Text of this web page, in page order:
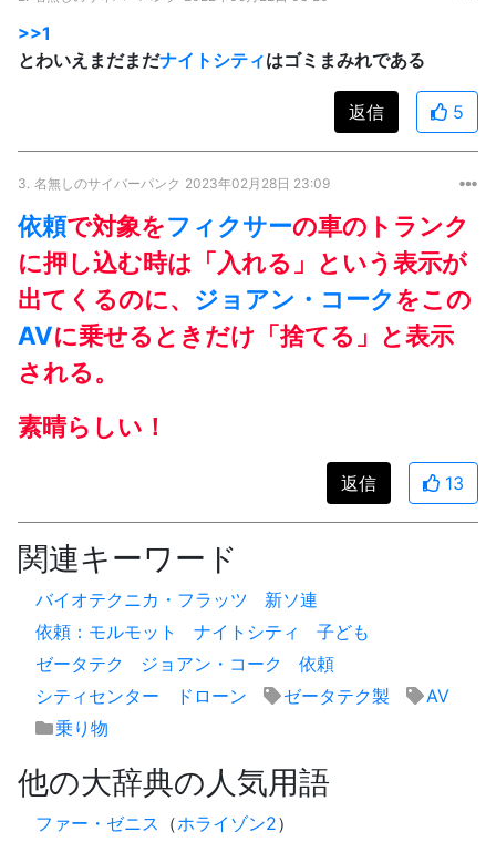
>>1
とわいえまだまだナイトシティはゴミまみれである
返信 5
3. 名無しのサイバーパンク 2023年02月28日 23:09
依頼で対象をフィクサーの車のトランク
に押し込む時は「入れる」という表示が
出てくるのに、 ジョアン・コーク をこの
AVに乗せるときだけ「捨てる」と表示
される。
素晴らしい！
返信 13
関連キーワード
バイオテクニカ・フラッツ
新ソ連
依頼：モルモット
ナイトシティ
子ども
ゼータテク
ジョアン・コーク
依頼
シティセンター
ドローン ゼータテク製
AV
乗り物
他の大辞典の人気用語
ファー・ゼニス （ホライゾン2）